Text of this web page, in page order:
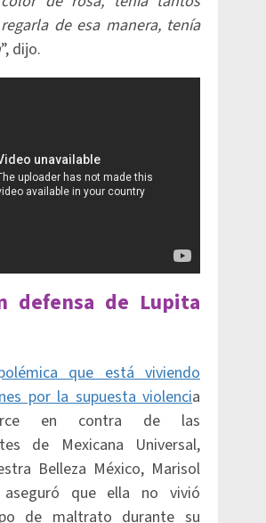
de esa manera, tenía
”, dijo.
defensa de Lupita
que está viviendo
por la supuesta violencia
en contra de las
de Mexicana Universal,
Belleza México, Marisol
aseguró que ella no vivió
de maltrato durante su